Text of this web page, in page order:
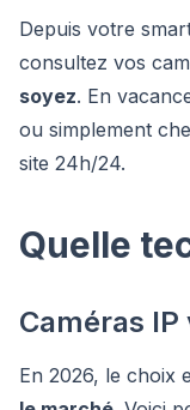
Depuis votre
consultez vos
soyez. En
ou simplement
site 24h/24.
Quelle
Caméras
En 2026, le choix